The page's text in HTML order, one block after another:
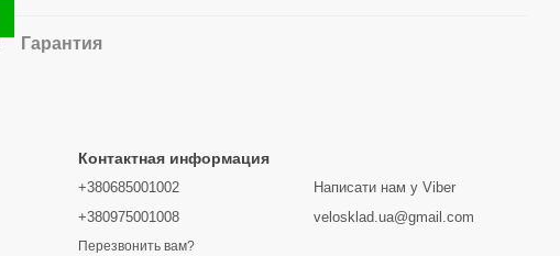
Гарантия
Контактная информация
+380685001002
+380975001008
Перезвонить вам?
Написати нам у Viber
velosklad.ua@gmail.com